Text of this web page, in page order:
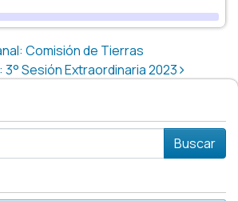
Comisión de Tierras
Sesión Extraordinaria 2023